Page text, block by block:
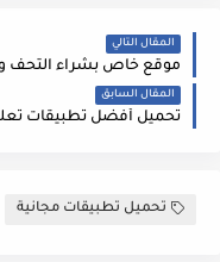
المقال التالي
موقع خاص بشراء التحف
المقال السابق
تحميل أفضل تطبيقات
تحميل تطبيقات مجانية